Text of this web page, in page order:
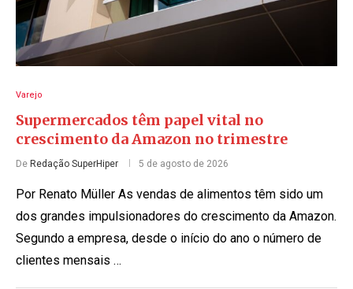
Varejo
Supermercados têm papel vital no
crescimento da Amazon no trimestre
De Redação SuperHiper 5 de agosto de 2026
Por Renato Müller As vendas de alimentos têm sido um
dos grandes impulsionadores do crescimento da Amazon.
Segundo a empresa, desde o início do ano o número de
clientes mensais …